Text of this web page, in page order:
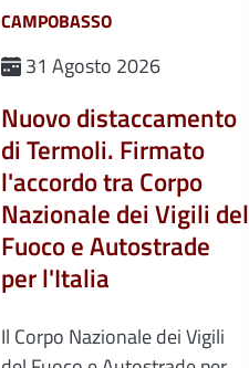
CAMPOBASSO
31 Agosto 2026
Nuovo distaccamento
di Termoli. Firmato
l'accordo tra Corpo
Nazionale dei Vigili del
Fuoco e Autostrade
per l'Italia
Il Corpo Nazionale dei Vigili